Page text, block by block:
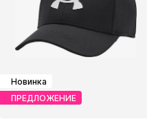
Новинка
ПРЕДЛОЖЕНИЕ